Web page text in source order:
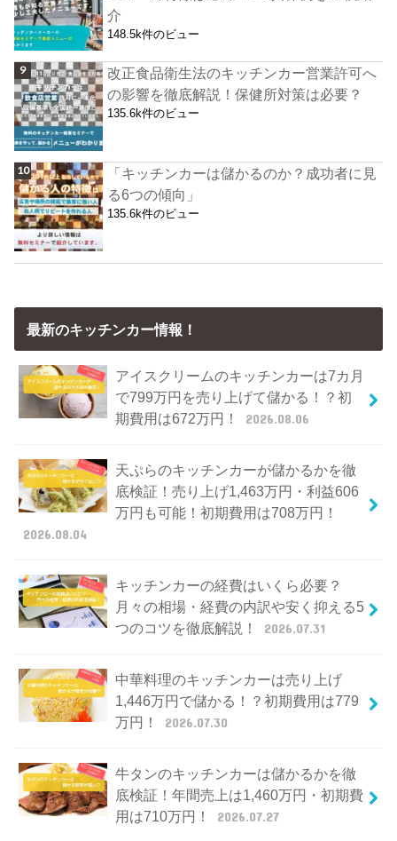
介
148.5k件のビュー
改正食品衛生法のキッチンカー営業許可へ
の影響を徹底解説！保健所対策は必要？
135.6k件のビュー
「キッチンカーは儲かるのか？成功者に見
る6つの傾向」
135.6k件のビュー
最新のキッチンカー情報！
アイスクリームのキッチンカーは7カ月
で799万円を売り上げて儲かる！？初
期費用は672万円！
2026.08.06
天ぷらのキッチンカーが儲かるかを徹
底検証！売り上げ1,463万円・利益606
万円も可能！初期費用は708万円！
2026.08.04
キッチンカーの経費はいくら必要？
月々の相場・経費の内訳や安く抑える5
つのコツを徹底解説！
2026.07.31
中華料理のキッチンカーは売り上げ
1,446万円で儲かる！？初期費用は779
万円！
2026.07.30
牛タンのキッチンカーは儲かるかを徹
底検証！年間売上は1,460万円・初期費
用は710万円！
2026.07.27